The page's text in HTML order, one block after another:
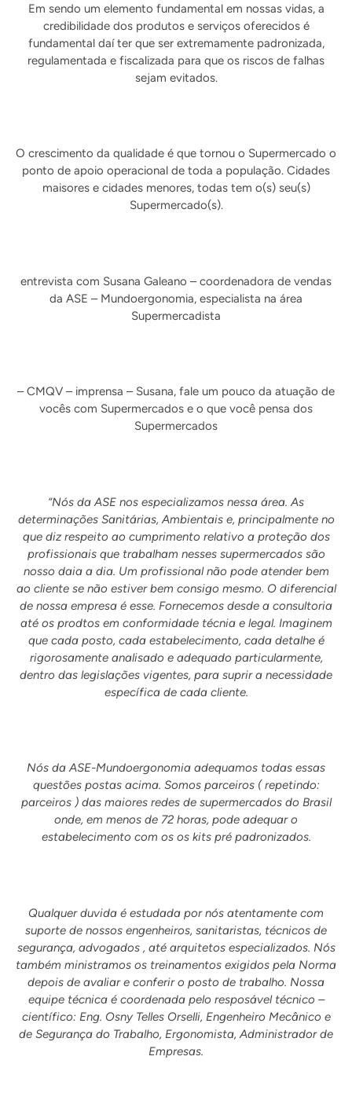
Em sendo um elemento fundamental em nossas vidas, a
credibilidade dos produtos e serviços oferecidos é
fundamental daí ter que ser extremamente padronizada,
regulamentada e fiscalizada para que os riscos de falhas
sejam evitados.
O crescimento da qualidade é que tornou o Supermercado o
ponto de apoio operacional de toda a população. Cidades
maisores e cidades menores, todas tem o(s) seu(s)
Supermercado(s).
entrevista com Susana Galeano – coordenadora de vendas
da ASE – Mundoergonomia, especialista na área
Supermercadista
– CMQV – imprensa – Susana, fale um pouco da atuação de
vocês com Supermercados e o que você pensa dos
Supermercados
“Nós da ASE nos especializamos nessa área. As
determinações Sanitárias, Ambientais e, principalmente no
que diz respeito ao cumprimento relativo a proteção dos
profissionais que trabalham nesses supermercados são
nosso daia a dia. Um profissional não pode atender bem
ao cliente se não estiver bem consigo mesmo. O diferencial
de nossa empresa é esse. Fornecemos desde a consultoria
até os prodtos em conformidade técnia e legal. Imaginem
que cada posto, cada estabelecimento, cada detalhe é
rigorosamente analisado e adequado particularmente,
dentro das legislações vigentes, para suprir a necessidade
específica de cada cliente.
Nós da ASE-Mundoergonomia adequamos todas essas
questões postas acima. Somos parceiros ( repetindo:
parceiros ) das maiores redes de supermercados do Brasil
onde, em menos de 72 horas, pode adequar o
estabelecimento com os os kits pré padronizados.
Qualquer duvida é estudada por nós atentamente com
suporte de nossos engenheiros, sanitaristas, técnicos de
segurança, advogados , até arquitetos especializados. Nós
também ministramos os treinamentos exigidos pela Norma
depois de avaliar e conferir o posto de trabalho. Nossa
equipe técnica é coordenada pelo resposável técnico –
científico: Eng. Osny Telles Orselli, Engenheiro Mecânico e
de Segurança do Trabalho, Ergonomista, Administrador de
Empresas.